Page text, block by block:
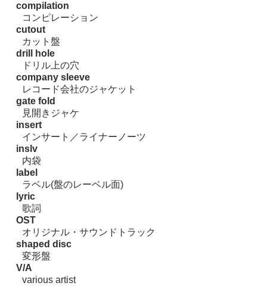
compilation
コンピレーション
cutout
カット盤
drill hole
ドリル上の穴
company sleeve
レコード会社のジャケット
gate fold
見開きジャケ
insert
インサート／ライナーノーツ
inslv
内袋
label
ラベル(盤のレーベル面)
lyric
歌詞
OST
オリジナル・サウンドトラック
shaped disc
変形盤
V/A
various artist